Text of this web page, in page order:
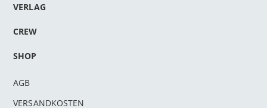
VERLAG
CREW
SHOP
AGB
VERSANDKOSTEN